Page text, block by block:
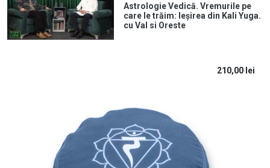
Astrologie Vedică. Vremurile pe
care le trăim: Ieșirea din Kali Yuga.
cu Val si Oreste
210,00 lei